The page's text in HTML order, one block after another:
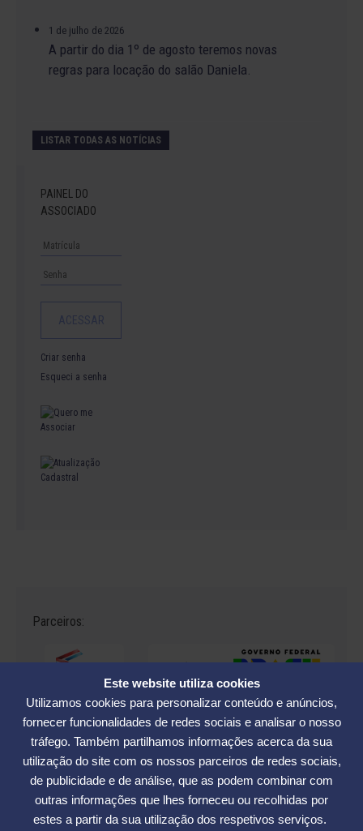
Este website utiliza cookies
Utilizamos cookies para personalizar conteúdo e anúncios,
fornecer funcionalidades de redes sociais e analisar o nosso
tráfego. Também partilhamos informações acerca da sua
utilização do site com os nossos parceiros de redes sociais,
de publicidade e de análise, que as podem combinar com
outras informações que lhes forneceu ou recolhidas por
estes a partir da sua utilização dos respetivos serviços.
1 de julho de 2026
A partir do dia 1º de agosto teremos novas
regras para locação do salão Daniela.
LISTAR TODAS AS NOTÍCIAS
PAINEL DO
ASSOCIADO
Criar senha
Esqueci a senha
Parceiros:
Avenida César Seara, 560 - Florianópolis | Telefones: (48) 3234-2986
- (48) 3234-2089 - (48) 3233-5370. | E-mail:elase@elase.com.br
Sede de Praia: Rua Elke Hering, 70, Barra da Lagoa - Florianópolis |
Telefone 48 3365-5789 | E-mail:sedepraia@elase.com.br